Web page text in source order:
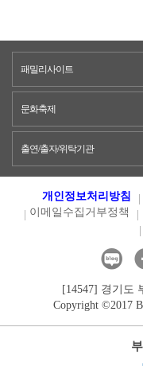
패밀리사이트
문화축제
출연/출자/위탁기관
개인정보처리방침
이메일수집거부정책
[14547] 경기도
Copyright ©2017